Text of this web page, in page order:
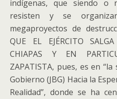
indígenas, que siendo o
resisten y se
megaproyectos de
QUE EL EJÉRCITO
CHIAPAS Y EN
ZAPATISTA, pues, es en
Gobierno (JBG) Hacia la
Realidad”, donde se ha